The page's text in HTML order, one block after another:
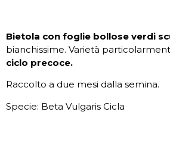
Bietola con foglie bollose verdi
bianchissime. Varietà
ciclo precoce.
Raccolto a due mesi dalla semina.
Specie: Beta Vulgaris Cicla